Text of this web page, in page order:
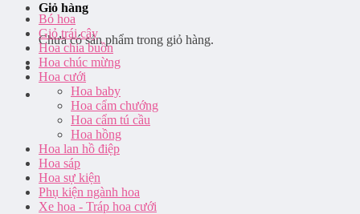
Giỏ hàng
Chưa có sản phẩm trong giỏ hàng.
Bó hoa
Giỏ trái cây
Hoa chia buồn
Hoa chúc mừng
Hoa cưới
Hoa baby
Hoa cẩm chướng
Hoa cẩm tú cầu
Hoa hồng
Hoa lan hồ điệp
Hoa sáp
Hoa sự kiện
Phụ kiện ngành hoa
Xe hoa - Tráp hoa cưới